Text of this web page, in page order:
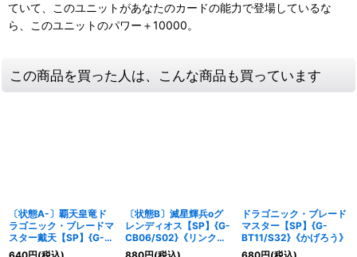
ていて、このユニットがあなたのカードの能力で登場しているな
ら、このユニットのパワー＋10000。
この商品を買った人は、こんな商品も買っています
〔状態A-〕覇天皇竜ド
ラゴニック・ブレードマ
スター戴天【SP】{G-
BT07/S03}《かげろ
〔状態B〕滅星輝兵oグ
レンディオス【SP】{G-
CB06/S02}《リンクジ
ョーカー》
ドラゴニック・ブレード
マスター【SP】{G-
BT11/S32}《かげろう》